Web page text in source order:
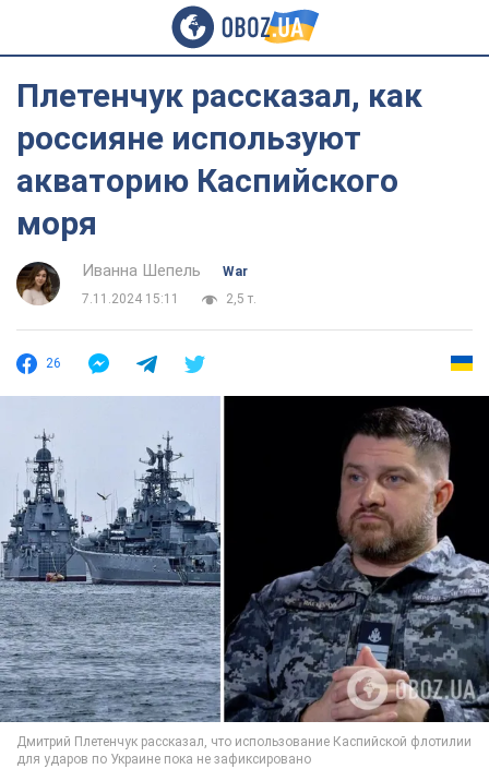
Плетенчук рассказал, как
россияне используют
акваторию Каспийского
моря
Иванна Шепель
War
7.11.2024 15:11
2,5 т.
26